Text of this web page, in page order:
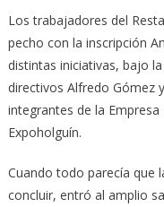
Los trabajadores del
pecho con la inscripción
distintas iniciativas, bajo
directivos Alfredo Gómez
integrantes de la
Expoholguín.
Cuando todo parecía que
concluir, entró al amplio